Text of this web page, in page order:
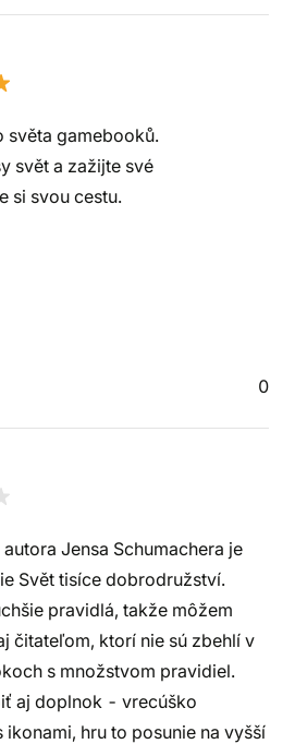
světa gamebooků.
svět a zažijte své
si svou cestu.
0
Jensa Schumachera je
Svět tisíce dobrodružství.
pravidlá, takže môžem
čitateľom, ktorí nie sú zbehlí v
s množstvom pravidiel.
aj doplnok - vrecúško
hru to posunie na vyšší